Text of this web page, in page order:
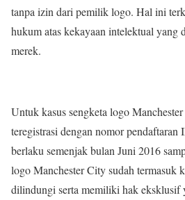
tanpa izin dari pemilik logo. Hal ini
hukum atas kekayaan intelektual
merek.
Untuk kasus sengketa logo
teregistrasi dengan nomor
berlaku semenjak bulan Juni 2016
logo Manchester City sudah termasuk
dilindungi serta memiliki hak eksklusif